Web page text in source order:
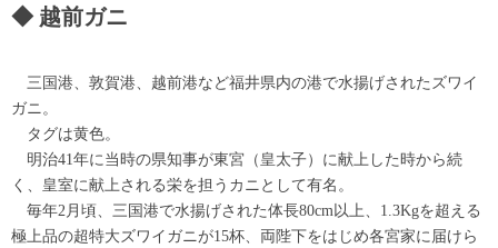
越前ガニ
三国港、敦賀港、越前港など福井県内の港で水揚げされたズワイ
ガニ。
タグは黄色。
明治41年に当時の県知事が東宮（皇太子）に献上した時から続
く、皇室に献上される栄を担うカニとして有名。
毎年2月頃、三国港で水揚げされた体長80cm以上、1.3Kgを超える
極上品の超特大ズワイガニが15杯、両陛下をはじめ各宮家に届けら